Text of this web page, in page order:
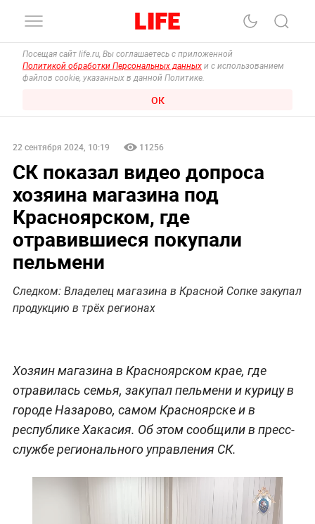
Посещая сайт life.ru, Вы соглашаетесь с приложенной
Политикой обработки Персональных данных и с использованием
файлов cookie, указанных в данной Политике.
ОК
22 сентября 2024, 10:19 11256
СК показал видео допроса
хозяина магазина под
Красноярском, где
отравившиеся покупали
пельмени
Следком: Владелец магазина в Красной Сопке закупал
продукцию в трёх регионах
Хозяин магазина в Красноярском крае, где
отравилась семья, закупал пельмени и курицу в
городе Назарово, самом Красноярске и в
республике Хакасия. Об этом сообщили в пресс-
службе регионального управления СК.